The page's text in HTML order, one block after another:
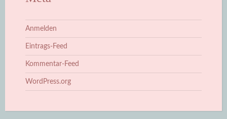
Anmelden
Eintrags-Feed
Kommentar-Feed
WordPress.org